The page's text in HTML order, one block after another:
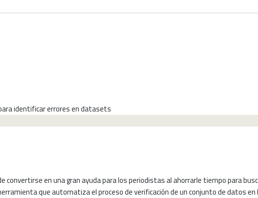
periodistas:
convertirse en una gran ayuda para los periodistas al ahorrarle tiempo para
que automatiza el proceso de verificación de un conjunto de datos